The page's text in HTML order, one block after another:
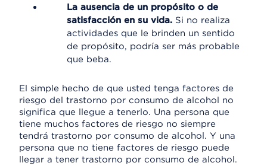
La ausencia de un propósito o de
satisfacción en su vida. Si no realiza
actividades que le brinden un sentido
de propósito, podría ser más probable
que beba.
El simple hecho de que usted tenga factores de
riesgo del trastorno por consumo de alcohol no
significa que llegue a tenerlo. Una persona que
tiene muchos factores de riesgo no siempre
tendrá trastorno por consumo de alcohol. Y una
persona que no tiene factores de riesgo puede
llegar a tener trastorno por consumo de alcohol.